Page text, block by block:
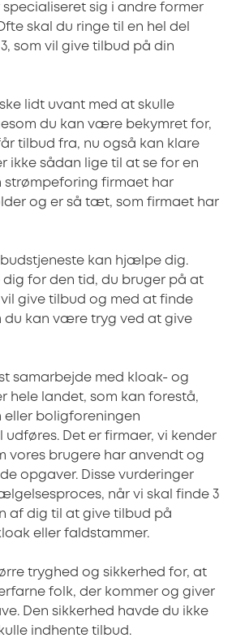
sig i andre former
skal du ringe til en hel del
som vil give tilbud på din
lidt uvant med at skulle
du kan være bekymret for,
tilbud fra, nu også kan klare
ikke sådan lige til at se for en
strømpeforing firmaet har
og er så tæt, som firmaet har
kan hjælpe dig.
dig for den tid, du bruger på at
give tilbud og med at finde
du kan være tryg ved at give
samarbejde med kloak- og
hele landet, som kan forestå,
eller boligforeningen
Det er firmaer, vi kender
vores brugere har anvendt og
opgaver. Disse vurderinger
når vi skal finde 3
af dig til at give tilbud på
eller faldstammer.
tryghed og sikkerhed for, at
folk, der kommer og giver
Den sikkerhed havde du ikke
indhente tilbud.